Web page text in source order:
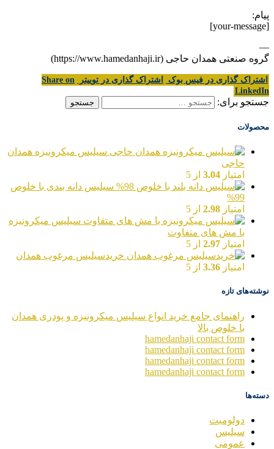
پیام:
[your-message]
—
گروه صنعتی همدان حاجی (https://www.hamedanhaji.ir)
اشتراک گذاری در فیس بوک اشتراک گذاری در توییتر
Share on
LinkedIn
جستجو برای:
محصولات
سیلیس میکرونیزه همدان
حاجی
امتیاز 3.04 از 5
سیلیس دانه بندی با خلوص
99%
امتیاز 2.98 از 5
سیلیس میکرونیزه
با مش های متفاوت
امتیاز 2.97 از 5
خریدسیلیس مرغوب همدان
امتیاز 3.36 از 5
نوشته‌های تازه
راهنمای جامع خرید انواع سیلیس میکرونیزه و پودری همدان
با خلوص بالا
hamedanhaji contact form
hamedanhaji contact form
hamedanhaji contact form
hamedanhaji contact form
دسته‌ها
دولومیت
سیلیس
عمومی